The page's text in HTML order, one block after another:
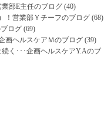
部E主任のブログ (40)
！営業部Ｙチーフのブログ (68)
ログ (69)
画ヘルスケアＭのブログ (39)
く･･･企画ヘルスケアY.Aのブ